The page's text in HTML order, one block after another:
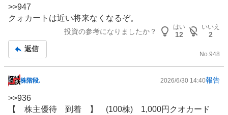
示
板
事
>>947
クォカートは近い将来なくなるぞ。
投資の参考になりましたか？
はい
12
いいえ
2
返信
No. 948
掲
示
板
株階段. 2026/6/30 14:40報告
>>936
【 株主優待 到着 】 (100株) 1,000円クオカード